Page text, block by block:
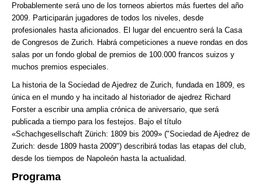
Probablemente será uno de los torneos abiertos más fuertes del año
2009. Participarán jugadores de todos los niveles, desde
profesionales hasta aficionados. El lugar del encuentro será la Casa
de Congresos de Zurich. Habrá competiciones a nueve rondas en dos
salas por un fondo global de premios de 100.000 francos suizos y
muchos premios especiales.
La historia de la Sociedad de Ajedrez de Zurich, fundada en 1809, es
única en el mundo y ha incitado al historiador de ajedrez Richard
Forster a escribir una amplia crónica de aniversario, que será
publicada a tiempo para los festejos. Bajo el título
«Schachgesellschaft Zürich: 1809 bis 2009» ("Sociedad de Ajedrez de
Zurich: desde 1809 hasta 2009") describirá todas las etapas del club,
desde los tiempos de Napoleón hasta la actualidad.
Programa